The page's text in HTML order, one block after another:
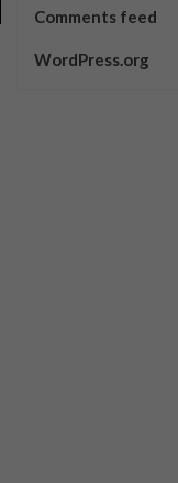
Comments feed
WordPress.org